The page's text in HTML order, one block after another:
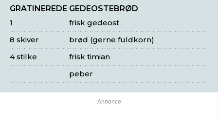
GRATINEREDE GEDEOSTEBRØD
frisk gedeost
1
brød (gerne fuldkorn)
8 skiver
frisk timian
4 stilke
peber